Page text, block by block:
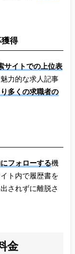
得
サイトでの上位表
力的な求人記事
り多くの求職者の
フォローする機
ト内で履歴書を
されずに離脱さ
金